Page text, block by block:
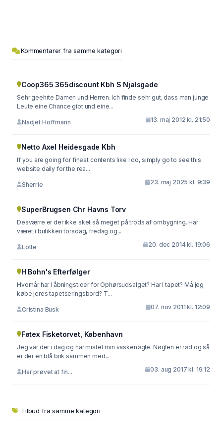
Kommentarer fra samme kategori
Coop365 365discount Kbh S Njalsgade
Sehr geehrte Damen und Herren. Ich finde sehr gut, dass man junge
Leute eine Chance gibt und eine...
Nadjet Hoffmann 13. maj 2012 kl. 21:50
Netto Axel Heidesgade Kbh
If you are going for finest contents like I do, simply go to see this
website daily for the rea...
Sherrie 23. maj 2025 kl. 9:39
SuperBrugsen Chr Havns Torv
Desværre er der ikke sket så meget på trods af ombygning. Har
været i butikken torsdag, fredag og...
Lotte 20. dec 2014 kl. 19:06
H Bohn's Efterfølger
Hvornår har I åbningstider for Ophørsudsalget? Har I tapet? Må jeg
købe jeres tapetseringsbord? T...
Cristina Busk 07. nov 2011 kl. 12:09
Føtex Fisketorvet, København
Jeg var der i dag og har mistet min vaskenøgle. Nøglen er rød og så
er der en blå brik sammen med...
Har prøvet at fin... 03. aug 2017 kl. 19:12
Tilbud fra samme kategori